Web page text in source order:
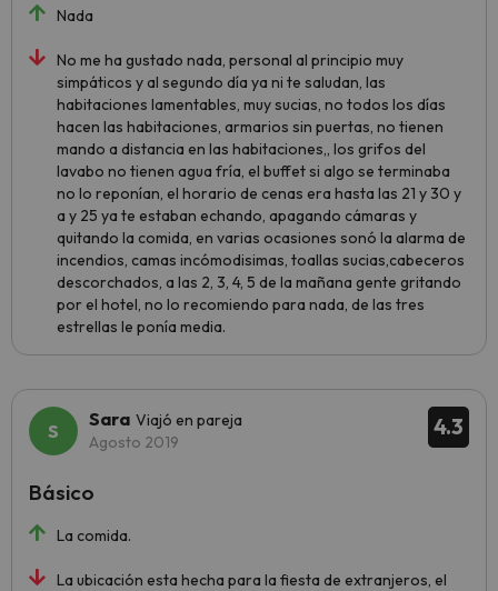
Nada
No me ha gustado nada, personal al principio muy
simpáticos y al segundo día ya ni te saludan, las
habitaciones lamentables, muy sucias, no todos los días
hacen las habitaciones, armarios sin puertas, no tienen
mando a distancia en las habitaciones,, los grifos del
lavabo no tienen agua fría, el buffet si algo se terminaba
no lo reponían, el horario de cenas era hasta las 21 y 30 y
a y 25 ya te estaban echando, apagando cámaras y
quitando la comida, en varias ocasiones sonó la alarma de
incendios, camas incómodisimas, toallas sucias,cabeceros
descorchados, a las 2, 3, 4, 5 de la mañana gente gritando
por el hotel, no lo recomiendo para nada, de las tres
estrellas le ponía media.
4.3
Sara Viajó en pareja
Agosto 2019
La comida.
La ubicación esta hecha para la fiesta de extranjeros, el
Básico